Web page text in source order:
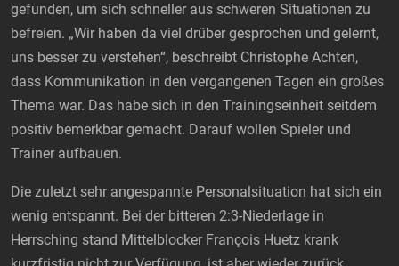
gefunden, um sich schneller aus schweren Situationen zu
befreien. „Wir haben da viel drüber gesprochen und gelernt,
uns besser zu verstehen“, beschreibt Christophe Achten,
dass Kommunikation in den vergangenen Tagen ein großes
Thema war. Das habe sich in den Trainingseinheit seitdem
positiv bemerkbar gemacht. Darauf wollen Spieler und
Trainer aufbauen.
Die zuletzt sehr angespannte Personalsituation hat sich ein
wenig entspannt. Bei der bitteren 2:3-Niederlage in
Herrsching stand Mittelblocker François Huetz krank